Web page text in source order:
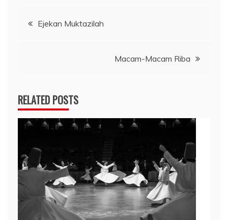
Navigasi
Ejekan Muktazilah
Macam-Macam Riba
RELATED POSTS